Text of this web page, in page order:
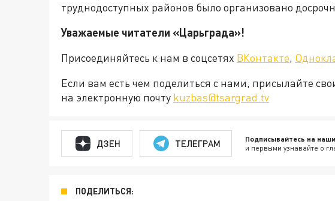
труднодоступных районов было организовано
Уважаемые читатели «Царьграда»!
Присоединяйтесь к нам в соцсетях ВКонтакте,
Если вам есть чем поделиться с нами, присылайте
на электронную почту kuzbas@tsargrad.tv
ДЗЕН ТЕЛЕГРАМ Подписывайтесь на
и первыми узнавайте о
ПОДЕЛИТЬСЯ: